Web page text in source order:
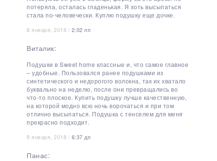
потеряла, осталась гладенькая. Я хоть высыпаться
стала по-человечески. Куплю подушку еще дочке.
8 января, 2018 / 2:02 пп
Виталик:
Подушки в Sweet home классные и, что самое главное
– удобные. Пользовался ранее подушками из
синтетического и недорогого волокна, так их хватало
буквально на неделю, после они превращались во
что-то плоское. Купить подушку лучше качественную,
на которой модно всю ночь ворочаться и при том
отлично высыпаться. Подушка с тенселем для меня
прекрасно подходит.
9 января, 2018 / 6:37 дп
Панас: